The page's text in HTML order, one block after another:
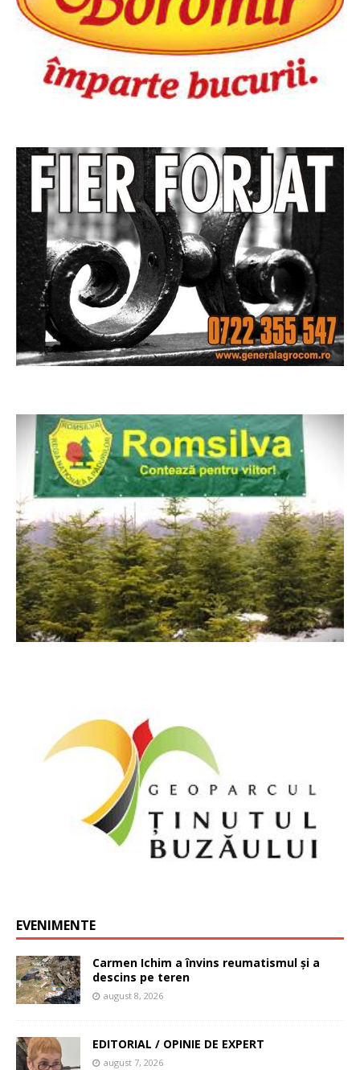
EVENIMENTE
Carmen Ichim a învins reumatismul și a
descins pe teren
august 8, 2026
EDITORIAL / OPINIE DE EXPERT
august 7, 2026